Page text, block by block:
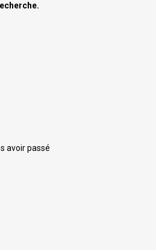
avoir passé